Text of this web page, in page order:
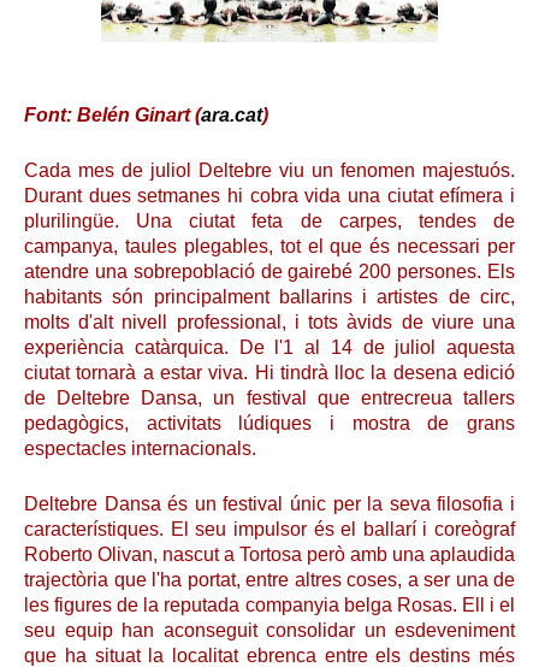
Font: Belén Ginart (ara.cat)
Cada mes de juliol Deltebre viu un fenomen majestuós.
Durant dues setmanes hi cobra vida una ciutat efímera i
plurilingüe. Una ciutat feta de carpes, tendes de
campanya, taules plegables, tot el que és necessari per
atendre una sobrepoblació de gairebé 200 persones. Els
habitants són principalment ballarins i artistes de circ,
molts d'alt nivell professional, i tots àvids de viure una
experiència catàrquica. De l'1 al 14 de juliol aquesta
ciutat tornarà a estar viva. Hi tindrà lloc la desena edició
de Deltebre Dansa, un festival que entrecreua tallers
pedagògics, activitats lúdiques i mostra de grans
espectacles internacionals.
Deltebre Dansa és un festival únic per la seva filosofia i
característiques. El seu impulsor és el ballarí i coreògraf
Roberto Olivan, nascut a Tortosa però amb una aplaudida
trajectòria que l'ha portat, entre altres coses, a ser una de
les figures de la reputada companyia belga Rosas. Ell i el
seu equip han aconseguit consolidar un esdeveniment
que ha situat la localitat ebrenca entre els destins més